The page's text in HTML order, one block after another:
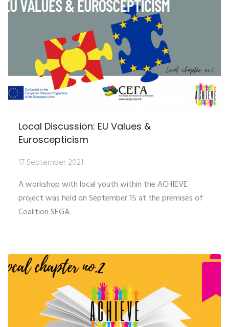
Local Discussion: EU Values &
Euroscepticism
17 September 2021
A workshop with local youth within the ACHIEVE
project was held on September 15 at the premises of
Coalition SEGA.